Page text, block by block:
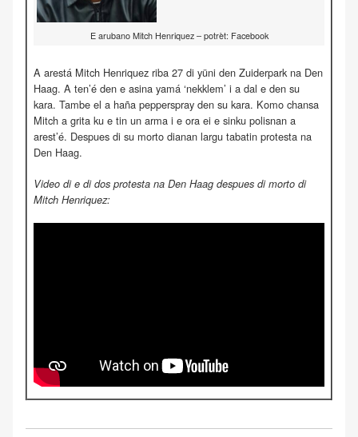
E arubano Mitch Henriquez – potrèt: Facebook
A arestá Mitch Henriquez riba 27 di yüni den Zuiderpark na Den
Haag. A ten’é den e asina yamá ‘nekklem’ i a dal e den su
kara. Tambe el a haña pepperspray den su kara. Komo chansa
Mitch a grita ku e tin un arma i e ora ei e sinku polisnan a
arest’é. Despues di su morto dianan largu tabatin protesta na
Den Haag.
Video di e di dos protesta na Den Haag despues di morto di
Mitch Henriquez: